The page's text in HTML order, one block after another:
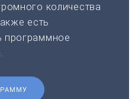
количества
есть
программное